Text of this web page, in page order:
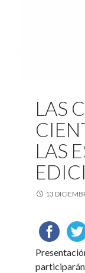
LAS
LAS
13